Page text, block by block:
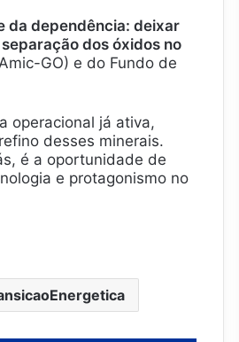
da dependência: deixar
dos óxidos no
GO) e do Fundo de
operacional já ativa,
desses minerais.
é a oportunidade de
e protagonismo no